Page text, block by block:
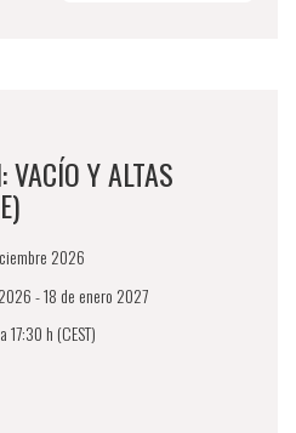
VACÍO Y ALTAS
2026
- 18 de enero 2027
17:30 h (CEST)